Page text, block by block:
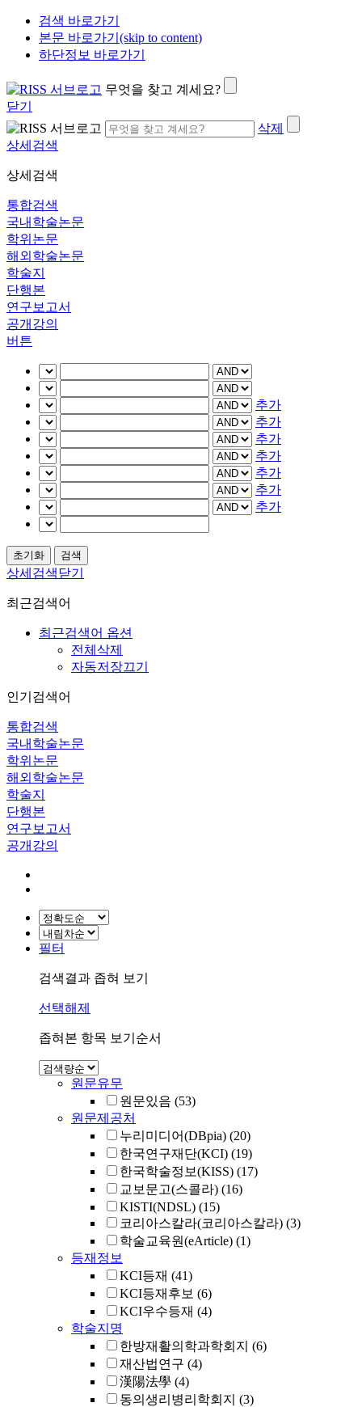
검색 바로가기
본문 바로가기(skip to content)
하단정보 바로가기
무엇을 찾고 계세요?
닫기
삭제
상세검색
상세검색
통합검색
국내학술논문
학위논문
해외학술논문
학술지
단행본
연구보고서
공개강의
버튼
추가
추가
추가
추가
추가
추가
추가
상세검색닫기
최근검색어
최근검색어 옵션
전체삭제
자동저장끄기
인기검색어
통합검색
국내학술논문
학위논문
해외학술논문
학술지
단행본
연구보고서
공개강의
필터
검색결과 좁혀 보기
선택해제
좁혀본 항목 보기순서
원문유무
원문있음 (53)
원문제공처
누리미디어(DBpia) (20)
한국연구재단(KCI) (19)
한국학술정보(KISS) (17)
교보문고(스콜라) (16)
KISTI(NDSL) (15)
코리아스칼라(코리아스칼라) (3)
학술교육원(eArticle) (1)
등재정보
KCI등재 (41)
KCI등재후보 (6)
KCI우수등재 (4)
학술지명
한방재활의학과학회지 (6)
재산법연구 (4)
漢陽法學 (4)
동의생리병리학회지 (3)